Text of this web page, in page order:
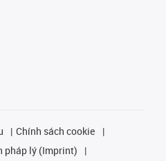
Chính sách cookie
pháp lý (Imprint)